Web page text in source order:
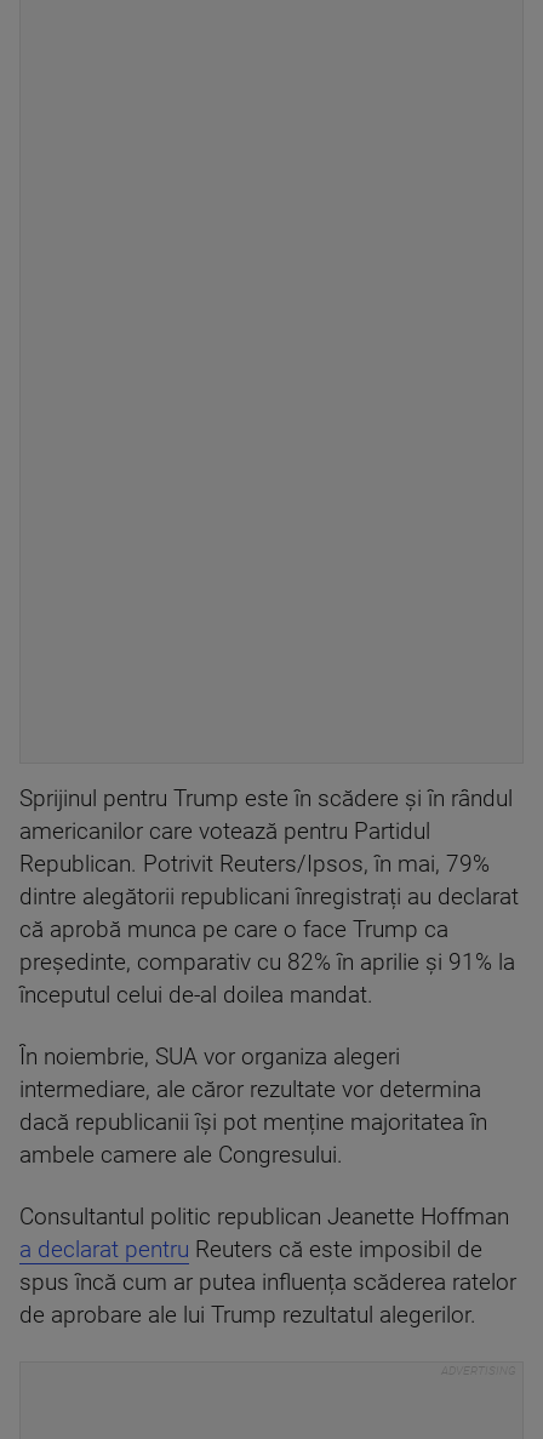
Sprijinul pentru Trump este în scădere și în rândul
americanilor care votează pentru Partidul
Republican. Potrivit Reuters/Ipsos, în mai, 79%
dintre alegătorii republicani înregistrați au declarat
că aprobă munca pe care o face Trump ca
președinte, comparativ cu 82% în aprilie și 91% la
începutul celui de-al doilea mandat.
În noiembrie, SUA vor organiza alegeri
intermediare, ale căror rezultate vor determina
dacă republicanii își pot menține majoritatea în
ambele camere ale Congresului.
Consultantul politic republican Jeanette Hoffman
a declarat pentru Reuters că este imposibil de
spus încă cum ar putea influența scăderea ratelor
de aprobare ale lui Trump rezultatul alegerilor.